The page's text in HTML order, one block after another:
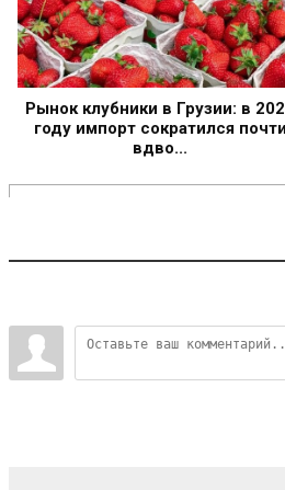
Рынок клубники в Грузии: в
году импорт сократился почти
вдво...